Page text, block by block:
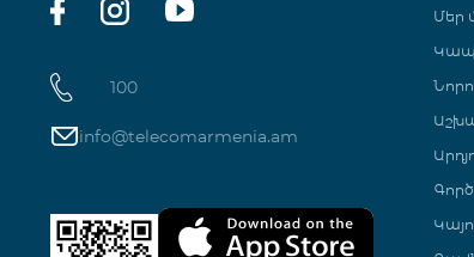
100
info@telecomarmenia.am
Մեր